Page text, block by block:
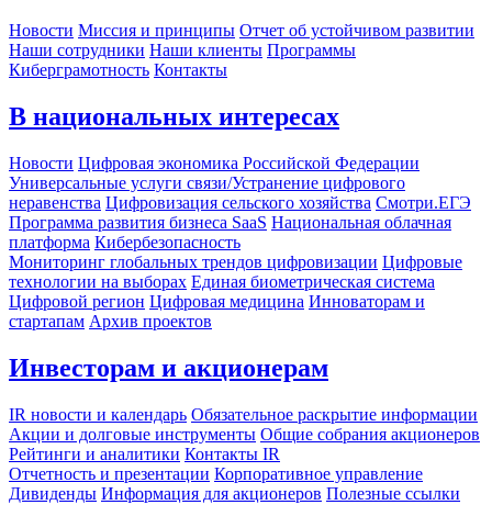
Новости Миссия и принципы Отчет об устойчивом развитии
Наши сотрудники Наши клиенты Программы
Киберграмотность Контакты
В национальных интересах
Новости Цифровая экономика Российской Федерации
Универсальные услуги связи/Устранение цифрового
неравенства Цифровизация сельского хозяйства Смотри.ЕГЭ
Программа развития бизнеса SaaS Национальная облачная
платформа Кибербезопасность
Мониторинг глобальных трендов цифровизации Цифровые
технологии на выборах Единая биометрическая система
Цифровой регион Цифровая медицина Инноваторам и
стартапам Архив проектов
Инвесторам и акционерам
IR новости и календарь Обязательное раскрытие информации
Акции и долговые инструменты Общие собрания акционеров
Рейтинги и аналитики Контакты IR
Отчетность и презентации Корпоративное управление
Дивиденды Информация для акционеров Полезные ссылки